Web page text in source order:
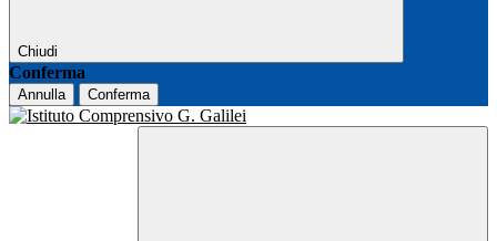
Chiudi
Conferma
Annulla Conferma